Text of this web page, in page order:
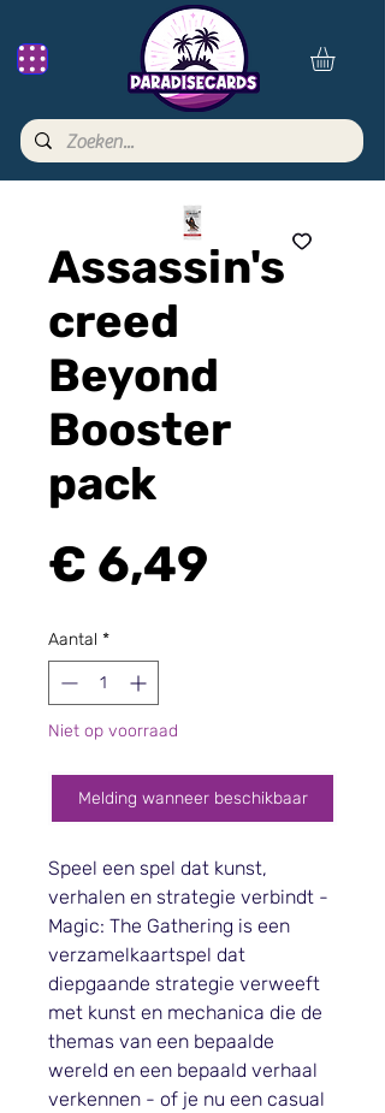
Assassin's
creed
Beyond
Booster
pack
€ 6,49
Aantal *
Niet op voorraad
Melding wanneer beschikbaar
Speel een spel dat kunst,
verhalen en strategie verbindt -
Magic: The Gathering is een
verzamelkaartspel dat
diepgaande strategie verweeft
met kunst en mechanica die de
themas van een bepaalde
wereld en een bepaald verhaal
verkennen - of je nu een casual